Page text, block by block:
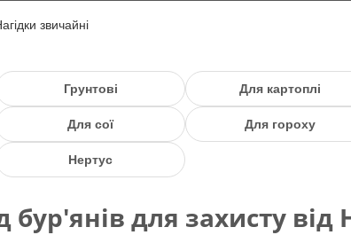
звичайні
Грунтові Для картоплі
Для сої Для гороху
Нертус
бур'янів для захисту від